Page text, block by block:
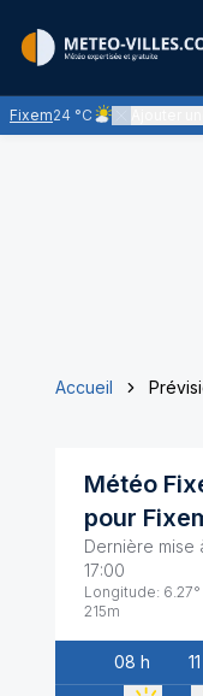
Fixem24 °C
Ciel peu
Accueil
Météo
pour
Dernière mise
17:00
Longitude: 6.27
215m
Date
08 h